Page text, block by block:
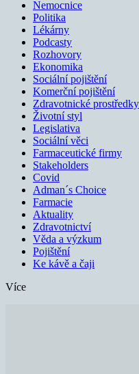
Nemocnice
Politika
Lékárny
Podcasty
Rozhovory
Ekonomika
Sociální pojištění
Komerční pojištění
Zdravotnické prostředky
Životní styl
Legislativa
Sociální věci
Farmaceutické firmy
Stakeholders
Covid
Adman´s Choice
Farmacie
Aktuality
Zdravotnictví
Věda a výzkum
Pojištění
Ke kávě a čaji
Více